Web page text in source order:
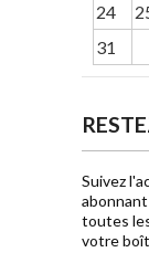
24
31
Suivez
toutes
votre